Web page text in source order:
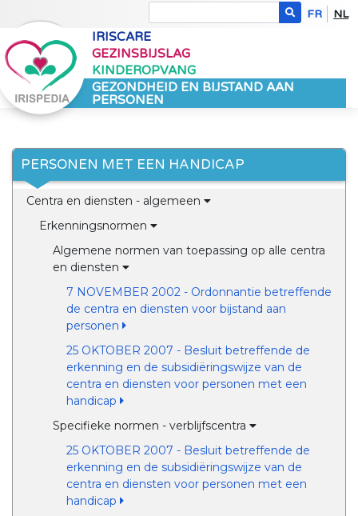
FR NL
IRISCARE
GEZINSBIJSLAG
KINDEROPVANG
GEZONDHEID EN BIJSTAND AAN
PERSONEN
PERSONEN MET EEN HANDICAP
Centra en diensten - algemeen
Erkenningsnormen
Algemene normen van toepassing op alle centra
en diensten
7 NOVEMBER 2002 - Ordonnantie betreffende
de centra en diensten voor bijstand aan
personen
25 OKTOBER 2007 - Besluit betreffende de
erkenning en de subsidiëringswijze van de
centra en diensten voor personen met een
handicap
Specifieke normen - verblijfscentra
25 OKTOBER 2007 - Besluit betreffende de
erkenning en de subsidiëringswijze van de
centra en diensten voor personen met een
handicap